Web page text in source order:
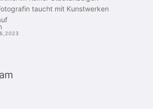
taucht mit Kunstwerken